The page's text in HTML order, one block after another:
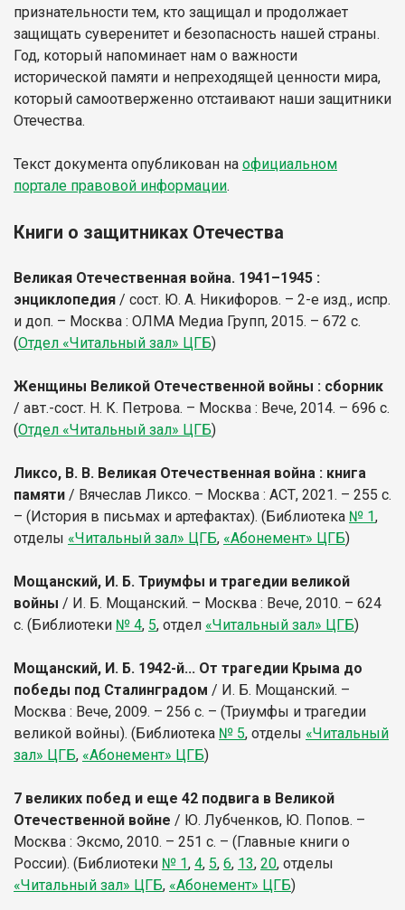
признательности тем, кто защищал и продолжает
защищать суверенитет и безопасность нашей страны.
Год, который напоминает нам о важности
исторической памяти и непреходящей ценности мира,
который самоотверженно отстаивают наши защитники
Отечества.
Текст документа опубликован на официальном
портале правовой информации.
Книги о защитниках Отечества
Великая Отечественная война. 1941–1945 :
энциклопедия / сост. Ю. А. Никифоров. – 2-е изд., испр.
и доп. – Москва : ОЛМА Медиа Групп, 2015. – 672 с.
(Отдел «Читальный зал» ЦГБ)
Женщины Великой Отечественной войны : сборник
/ авт.-сост. Н. К. Петрова. – Москва : Вече, 2014. – 696 с.
(Отдел «Читальный зал» ЦГБ)
Ликсо, В. В. Великая Отечественная война : книга
памяти / Вячеслав Ликсо. – Москва : АСТ, 2021. – 255 с.
– (История в письмах и артефактах). (Библиотека № 1,
отделы «Читальный зал» ЦГБ, «Абонемент» ЦГБ)
Мощанский, И. Б. Триумфы и трагедии великой
войны / И. Б. Мощанский. – Москва : Вече, 2010. – 624
с. (Библиотеки № 4, 5, отдел «Читальный зал» ЦГБ)
Мощанский, И. Б. 1942-й... От трагедии Крыма до
победы под Сталинградом / И. Б. Мощанский. –
Москва : Вече, 2009. – 256 с. – (Триумфы и трагедии
великой войны). (Библиотека № 5, отделы «Читальный
зал» ЦГБ, «Абонемент» ЦГБ)
7 великих побед и еще 42 подвига в Великой
Отечественной войне / Ю. Лубченков, Ю. Попов. –
Москва : Эксмо, 2010. – 251 с. – (Главные книги о
России). (Библиотеки № 1, 4, 5, 6, 13, 20, отделы
«Читальный зал» ЦГБ, «Абонемент» ЦГБ)